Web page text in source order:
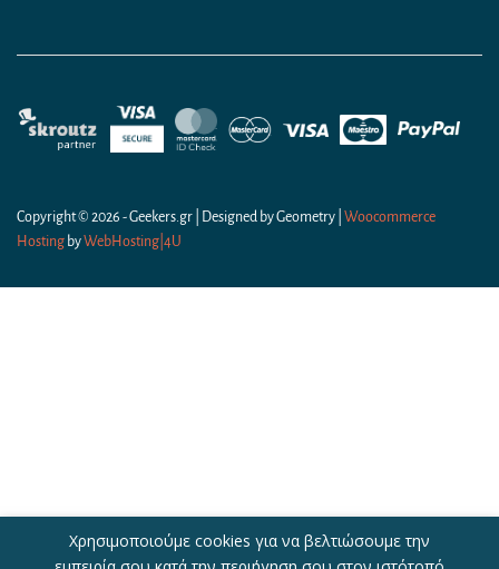
Copyright © 2026 - Geekers.gr | Designed byGeometry Woocommerce
Hosting byWebHosting|4U
Χρησιμοποιούμε cookies για να βελτιώσουμε την